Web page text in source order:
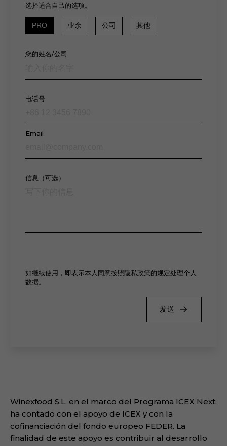
选择适合自己的选项。
PRO 业余 公司 其他
您的姓名/公司
电话号
Email
信息（可选）
如继续使用，即表示本人同意按照隐私政策的规定处理个人
数据。
发送
Winexfood S.L. en el marco del Programa ICEX Next,
ha contado con el apoyo de ICEX y con la
cofinanciación del fondo europeo FEDER. La
finalidad de este apoyo es contribuir al desarrollo